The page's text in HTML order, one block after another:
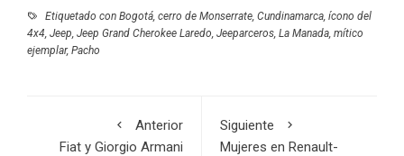
Etiquetado con Bogotá, cerro de Monserrate, Cundinamarca, ícono del
4x4, Jeep, Jeep Grand Cherokee Laredo, Jeeparceros, La Manada, mítico
ejemplar, Pacho
Anterior
Fiat y Giorgio Armani
Siguiente
Mujeres en Renault-